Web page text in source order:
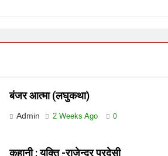
बंजर आत्मा (लघुकथा)
Admin 2 Weeks Ago 0
कहानी : युक्ति -राजेन्द्र परदेसी